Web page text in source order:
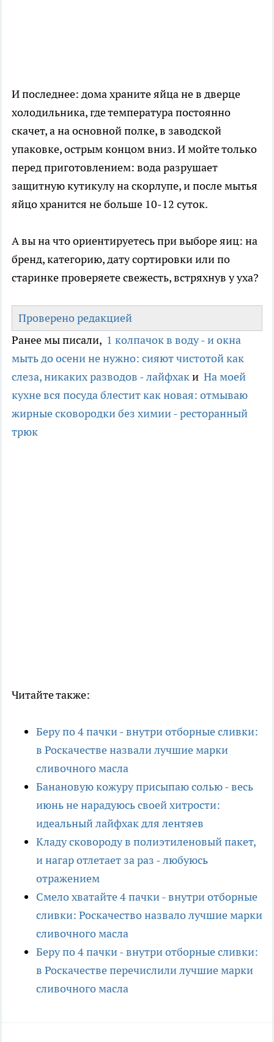
И последнее: дома храните яйца не в дверце
холодильника, где температура постоянно
скачет, а на основной полке, в заводской
упаковке, острым концом вниз. И мойте только
перед приготовлением: вода разрушает
защитную кутикулу на скорлупе, и после мытья
яйцо хранится не больше 10-12 суток.
А вы на что ориентируетесь при выборе яиц: на
бренд, категорию, дату сортировки или по
старинке проверяете свежесть, встряхнув у уха?
Проверено редакцией
Ранее мы писали, 1 колпачок в воду - и окна
мыть до осени не нужно: сияют чистотой как
слеза, никаких разводов - лайфхаки На моей
кухне вся посуда блестит как новая: отмываю
жирные сковородки без химии - ресторанный
трюк
Читайте также:
Беру по 4 пачки - внутри отборные сливки:
в Роскачестве назвали лучшие марки
сливочного масла
Банановую кожуру присыпаю солью - весь
июнь не нарадуюсь своей хитрости:
идеальный лайфхак для лентяев
Кладу сковороду в полиэтиленовый пакет,
и нагар отлетает за раз - любуюсь
отражением
Смело хватайте 4 пачки - внутри отборные
сливки: Роскачество назвало лучшие марки
сливочного масла
Беру по 4 пачки - внутри отборные сливки:
в Роскачестве перечислили лучшие марки
сливочного масла